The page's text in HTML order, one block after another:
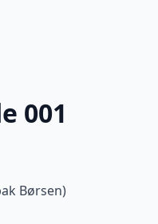
001
Børsen)